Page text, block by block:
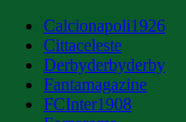
Calcionapoli1926
Cittaceleste
Derbyderbyderby
Fantamagazine
FCInter1908